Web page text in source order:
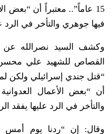
15 عاماً”.. معتبراً أن “بعض
فيها جوهري والتأخر في الرد
وكشف السيد نصرالله عن
القصاص للشهيد علي
“قتل جندي إسرائيلي ولكن لم
أن “بعض الأعمال
والتأخر في الرد عليها يفقد
وقال: إن “ردنا يوم أمس